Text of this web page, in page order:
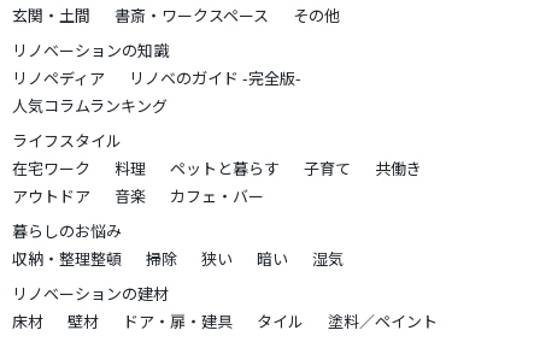
玄関・土間
書斎・ワークスペース
その他
リノベーションの知識
リノペディア
リノベのガイド -完全版-
人気コラムランキング
ライフスタイル
在宅ワーク
料理 ペットと暮らす 子育て
共働き
アウトドア
音楽
カフェ・バー
暮らしのお悩み
収納・整理整頓
掃除 狭い 暗い
湿気
リノベーションの建材
床材
壁材 ドア・扉・建具 タイル
塗料／ペイント